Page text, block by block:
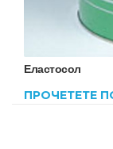
Еластосол
ПРОЧЕТЕТЕ